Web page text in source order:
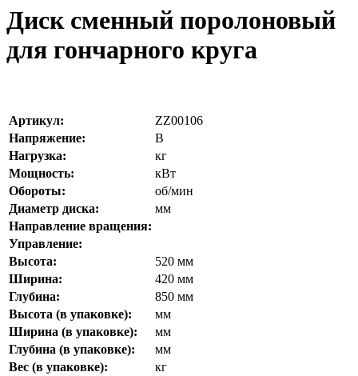
Диск сменный поролоновый
для гончарного круга
Артикул:
ZZ00106
Напряжение:
В
Нагрузка:
кг
Мощность:
кВт
Обороты:
об/мин
Диаметр диска:
мм
Направление вращения:
Управление:
Высота:
520 мм
Ширина:
420 мм
Глубина:
850 мм
Высота (в упаковке):
мм
Ширина (в упаковке):
мм
Глубина (в упаковке):
мм
Вес (в упаковке):
кг